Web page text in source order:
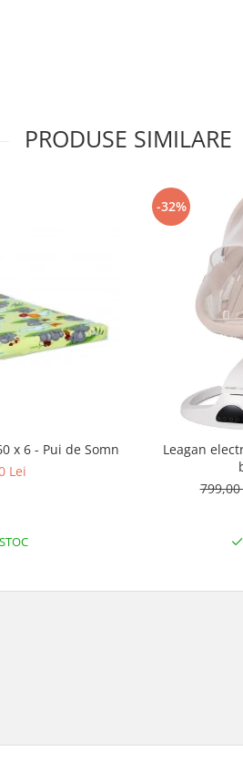
PRODUSE SIMILARE
x 6 - Pui de Somn
Lei
-32%
Leagan